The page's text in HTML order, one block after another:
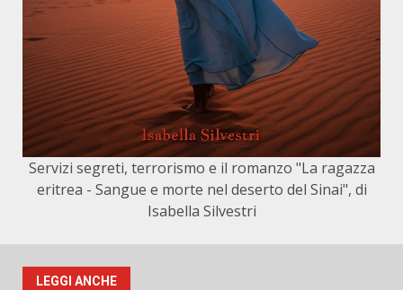
Servizi segreti, terrorismo e il romanzo "La ragazza
eritrea - Sangue e morte nel deserto del Sinai", di
Isabella Silvestri
LEGGI ANCHE